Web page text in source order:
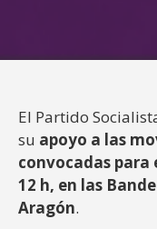
El Partido
su apoyo a las
convocadas para
12 h, en las
Aragón.